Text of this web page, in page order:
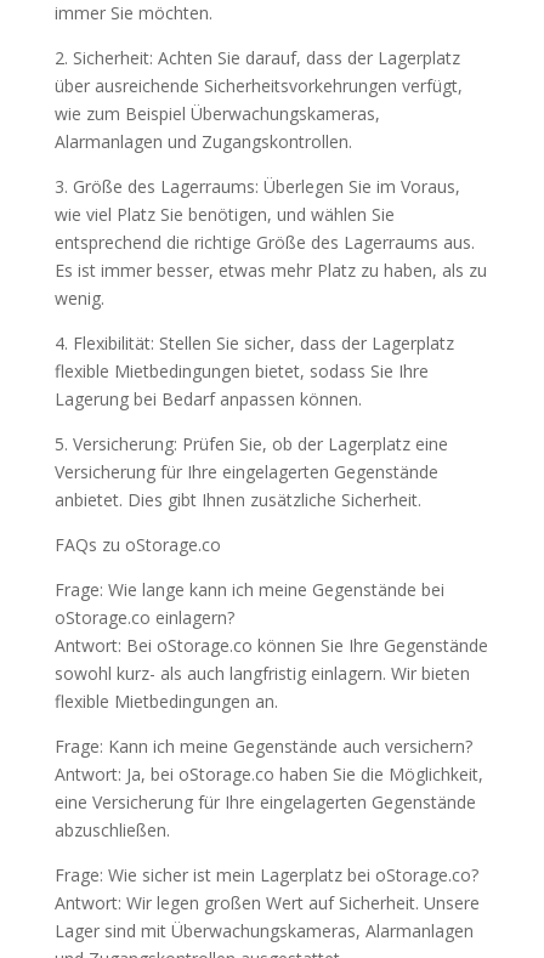
immer Sie möchten.
2. Sicherheit: Achten Sie darauf, dass der Lagerplatz
über ausreichende Sicherheitsvorkehrungen verfügt,
wie zum Beispiel Überwachungskameras,
Alarmanlagen und Zugangskontrollen.
3. Größe des Lagerraums: Überlegen Sie im Voraus,
wie viel Platz Sie benötigen, und wählen Sie
entsprechend die richtige Größe des Lagerraums aus.
Es ist immer besser, etwas mehr Platz zu haben, als zu
wenig.
4. Flexibilität: Stellen Sie sicher, dass der Lagerplatz
flexible Mietbedingungen bietet, sodass Sie Ihre
Lagerung bei Bedarf anpassen können.
5. Versicherung: Prüfen Sie, ob der Lagerplatz eine
Versicherung für Ihre eingelagerten Gegenstände
anbietet. Dies gibt Ihnen zusätzliche Sicherheit.
FAQs zu oStorage.co
Frage: Wie lange kann ich meine Gegenstände bei
oStorage.co einlagern?
Antwort: Bei oStorage.co können Sie Ihre Gegenstände
sowohl kurz- als auch langfristig einlagern. Wir bieten
flexible Mietbedingungen an.
Frage: Kann ich meine Gegenstände auch versichern?
Antwort: Ja, bei oStorage.co haben Sie die Möglichkeit,
eine Versicherung für Ihre eingelagerten Gegenstände
abzuschließen.
Frage: Wie sicher ist mein Lagerplatz bei oStorage.co?
Antwort: Wir legen großen Wert auf Sicherheit. Unsere
Lager sind mit Überwachungskameras, Alarmanlagen